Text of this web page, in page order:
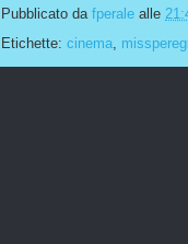
Pubblicato da fperale alle
Etichette: cinema